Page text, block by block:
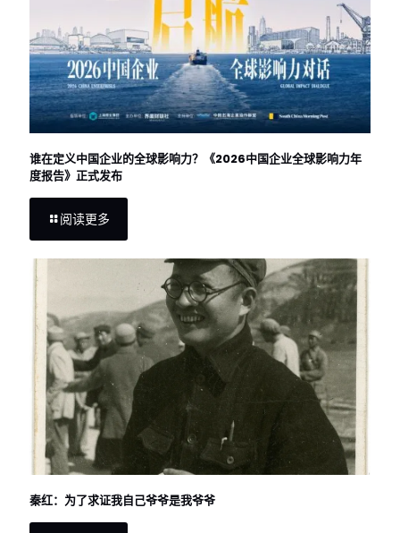
谁在定义中国企业的全球影响力？《2026中国企业全球影响力年
度报告》正式发布
阅读更多
秦红：为了求证我自己爷爷是我爷爷